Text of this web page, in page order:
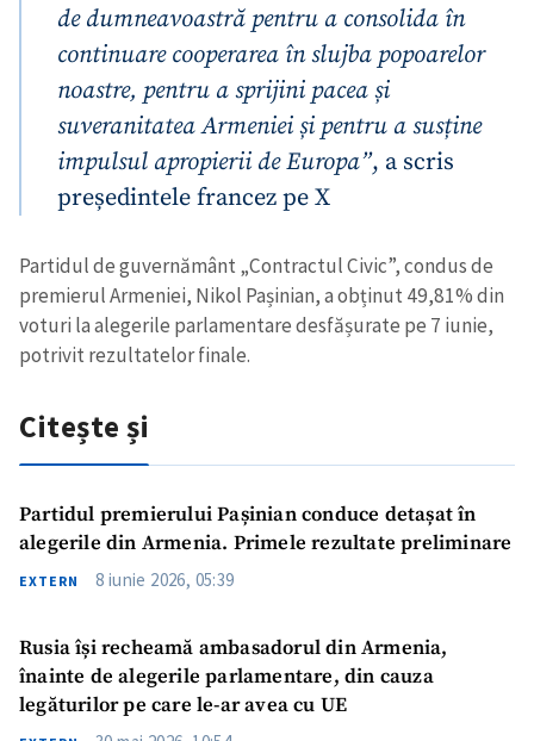
de dumneavoastră pentru a consolida în
continuare cooperarea în slujba popoarelor
noastre, pentru a sprijini pacea și
suveranitatea Armeniei și pentru a susține
impulsul apropierii de Europa”, a scris
președintele francez pe X
Partidul de guvernământ „Contractul Civic”, condus de
premierul Armeniei, Nikol Pașinian, a obținut 49,81% din
voturi la alegerile parlamentare desfășurate pe 7 iunie,
potrivit rezultatelor finale.
Citește și
Partidul premierului Pașinian conduce detașat în
alegerile din Armenia. Primele rezultate preliminare
EXTERN 8 iunie 2026, 05:39
Rusia își recheamă ambasadorul din Armenia,
înainte de alegerile parlamentare, din cauza
legăturilor pe care le-ar avea cu UE